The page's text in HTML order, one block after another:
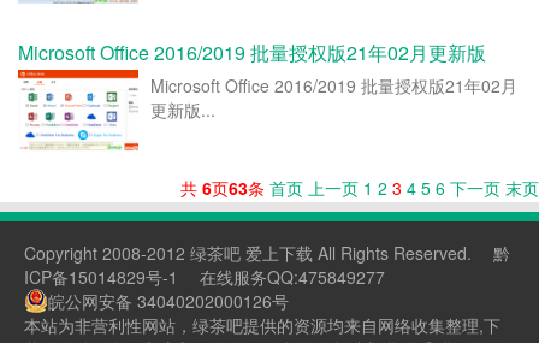
和效率方面领先于其他同...
Microsoft Office 2016/2019 批量授权版21年02月更新版
Microsoft Office 2016/2019 批量授权版21年02月
更新版...
共 6页63条 首页 上一页 1 2 3 4 5 6 下一页 末页
Copyright 2008-2012 绿茶吧 爱上下载 All Rights Reserved.
黔
ICP备15014829号-1
在线服务QQ:475849277
皖公网安备 34040202000126号
本站为非营利性网站，绿茶吧提供的资源均来自网络收集整理,下